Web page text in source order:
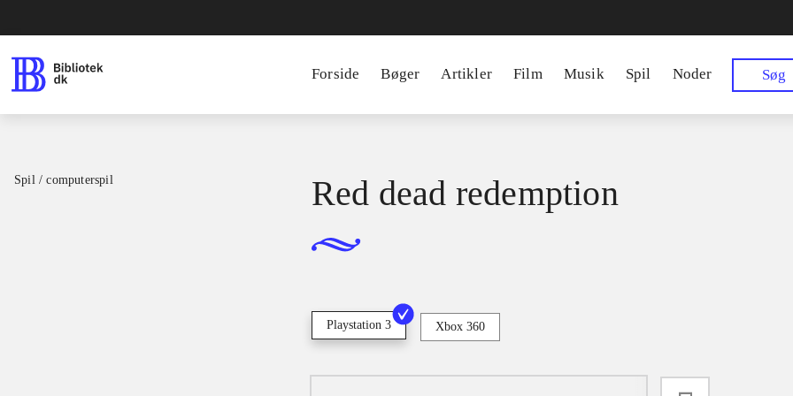
Forside Bøger Artikler Film Musik Spil Noder Søg
Spil / computerspil Red dead redemption
Playstation 3 Xbox 360